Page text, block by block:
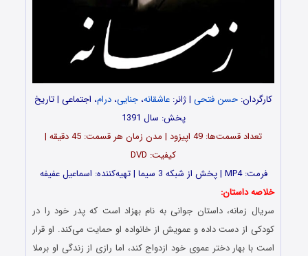
کارگردان: حسن فتحی | ژانر: عاشقانه، جنایی، درام، اجتماعی | تاریخ
پخش: سال 1391
تعداد قسمت‌ها: 49 اپیزود | مدن زمان هر قسمت: 45 دقیقه |
کیفیت: DVD
فرمت: MP4 | پخش از شبکه 3 سیما | تهیه‌کننده: اسماعیل عفیفه
خلاصه داستان:
سریال زمانه، داستان جوانی به نام بهزاد است که پدر خود را در
کودکی از دست داده و عمویش از خانواده او حمایت می‌کند. او قرار
است با بهار دختر عموی خود ازدواج ‌کند، اما رازی از زندگی او برملا